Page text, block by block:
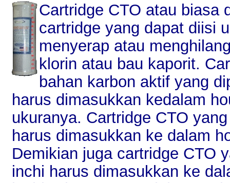
Cartridge CTO atau biasa
cartridge yang dapat diisi
menyerap atau
klorin atau bau kaporit.
bahan karbon aktif yang
harus dimasukkan kedalam
ukuranya. Cartridge CTO
harus dimasukkan ke dalam
Demikian juga cartridge CTO
inchi harus dimasukkan ke